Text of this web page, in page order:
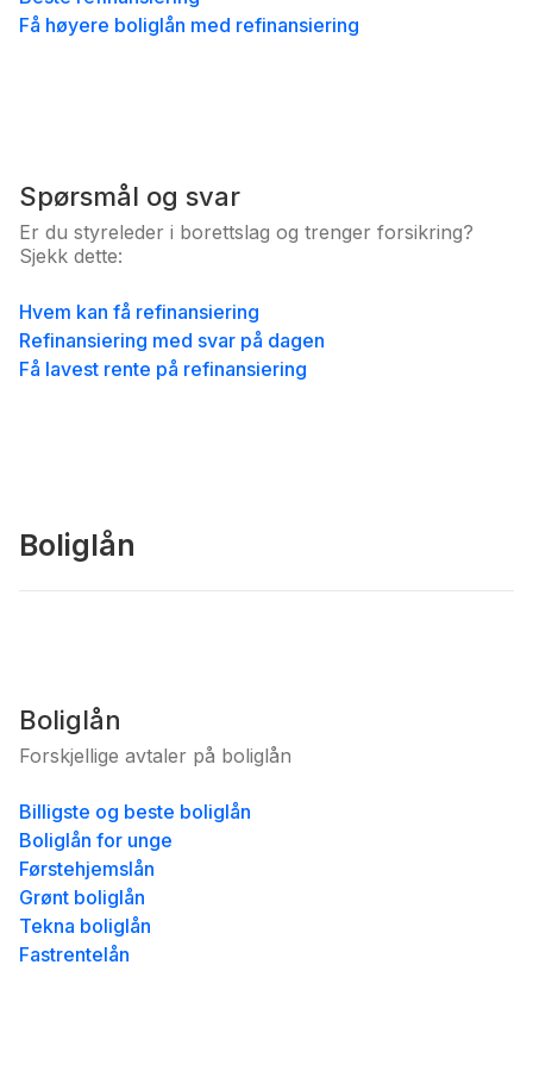
Få høyere boliglån med refinansiering
Spørsmål og svar
Er du styreleder i borettslag og trenger forsikring?
Sjekk dette:
Hvem kan få refinansiering
Refinansiering med svar på dagen
Få lavest rente på refinansiering
Boliglån
Boliglån
Forskjellige avtaler på boliglån
Billigste og beste boliglån
Boliglån for unge
Førstehjemslån
Grønt boliglån
Tekna boliglån
Fastrentelån